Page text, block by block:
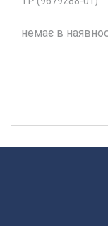
немає в